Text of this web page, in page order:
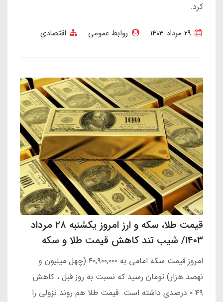
کرد.
روابط عمومی اقتصادی
قیمت طلا، سکه و ارز امروز یکشنبه ۲۸ مرداد
۱۴۰۳/ شیب تند کاهش قیمت طلا و سکه
امروز قیمت سکه امامی به ۴۰,۹۰۰,۰۰۰ (چهل میلیون و
نهصد هزار) تومان رسید که نسبت به روز قبل ، کاهش
۰.۴۹ درصدی داشته است. قیمت طلا هم روند نزولی را